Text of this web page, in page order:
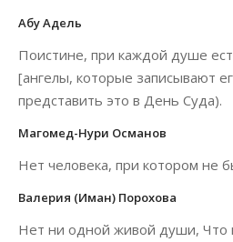
Абу Адель
Поистине, при каждой душе
[ангелы, которые записывают
представить это в День Суда).
Магомед-Нури Османов
Нет человека, при котором не
Валерия (Иман) Порохова
Нет ни одной живой души, Что